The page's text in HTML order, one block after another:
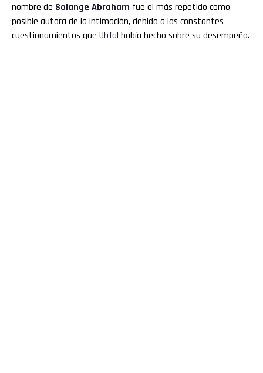
nombre de Solange Abraham fue el más repetido como
posible autora de la intimación, debido a los constantes
cuestionamientos que Ubfal había hecho sobre su desempeño.